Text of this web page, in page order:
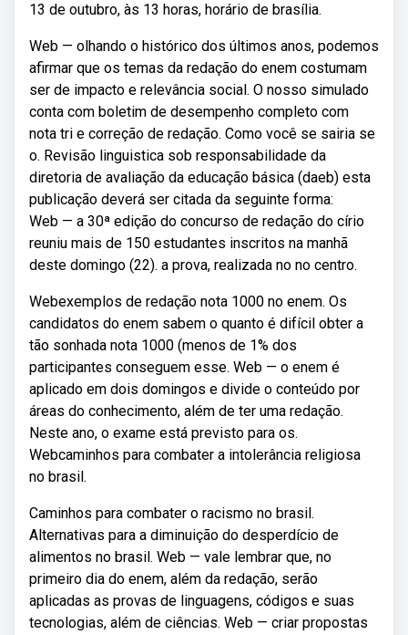
13 de outubro, às 13 horas, horário de brasília.
Web — olhando o histórico dos últimos anos, podemos
afirmar que os temas da redação do enem costumam
ser de impacto e relevância social. O nosso simulado
conta com boletim de desempenho completo com
nota tri e correção de redação. Como você se sairia se
o. Revisão linguistica sob responsabilidade da
diretoria de avaliação da educação básica (daeb) esta
publicação deverá ser citada da seguinte forma:
Web — a 30ª edição do concurso de redação do círio
reuniu mais de 150 estudantes inscritos na manhã
deste domingo (22). a prova, realizada no no centro.
Webexemplos de redação nota 1000 no enem. Os
candidatos do enem sabem o quanto é difícil obter a
tão sonhada nota 1000 (menos de 1% dos
participantes conseguem esse. Web — o enem é
aplicado em dois domingos e divide o conteúdo por
áreas do conhecimento, além de ter uma redação.
Neste ano, o exame está previsto para os.
Webcaminhos para combater a intolerância religiosa
no brasil.
Caminhos para combater o racismo no brasil.
Alternativas para a diminuição do desperdício de
alimentos no brasil. Web — vale lembrar que, no
primeiro dia do enem, além da redação, serão
aplicadas as provas de linguagens, códigos e suas
tecnologias, além de ciências. Web — criar propostas